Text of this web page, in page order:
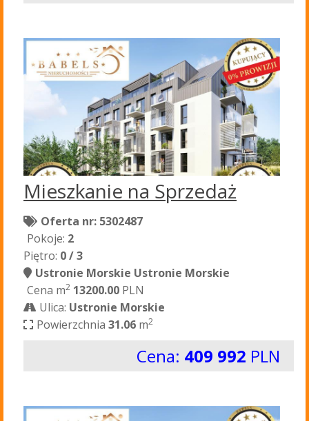
Mieszkanie na Sprzedaż
Oferta nr: 5302487
Pokoje: 2
Piętro: 0 / 3
Ustronie Morskie Ustronie Morskie
Cena m2 13200.00 PLN
Ulica: Ustronie Morskie
Powierzchnia31.06 m2
Cena: 409 992 PLN